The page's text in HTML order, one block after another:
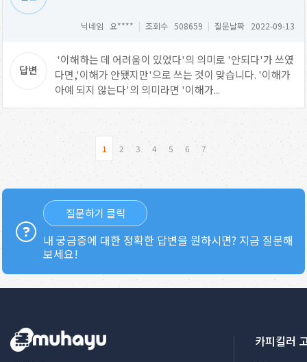
닉네임 요**** | 조회수 508659 | 질문날짜 2022-09-13
'이해하는 데 어려움이 있었다'의 의미로 '안되다'가 쓰였
다면,'이해가 안됐지만'으로 쓰는 것이 맞습니다. '이해가
아예 되지 않는다'의 의미라면 '이해가...
1 2 3 4 5 6 7
질문하기 클릭
내 궁금증에 대한 정확한 답변을 원하시면? 지금 질문해
보세요!
카피킬러